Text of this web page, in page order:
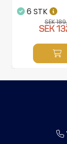
6 STK
SEK
SEK